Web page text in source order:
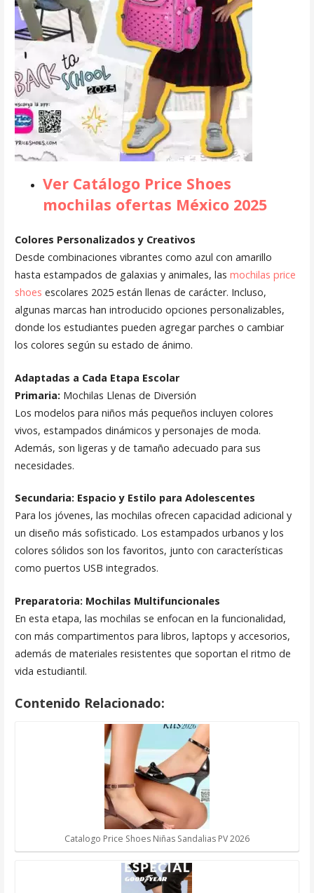
Ver Catálogo Price Shoes
mochilas ofertas México 2025
Colores Personalizados y Creativos
Desde combinaciones vibrantes como azul con amarillo
hasta estampados de galaxias y animales, las mochilas price
shoes escolares 2025 están llenas de carácter. Incluso,
algunas marcas han introducido opciones personalizables,
donde los estudiantes pueden agregar parches o cambiar
los colores según su estado de ánimo.
Adaptadas a Cada Etapa Escolar
Primaria: Mochilas Llenas de Diversión
Los modelos para niños más pequeños incluyen colores
vivos, estampados dinámicos y personajes de moda.
Además, son ligeras y de tamaño adecuado para sus
necesidades.
Secundaria: Espacio y Estilo para Adolescentes
Para los jóvenes, las mochilas ofrecen capacidad adicional y
un diseño más sofisticado. Los estampados urbanos y los
colores sólidos son los favoritos, junto con características
como puertos USB integrados.
Preparatoria: Mochilas Multifuncionales
En esta etapa, las mochilas se enfocan en la funcionalidad,
con más compartimentos para libros, laptops y accesorios,
además de materiales resistentes que soportan el ritmo de
vida estudiantil.
Contenido Relacionado:
Catalogo Price Shoes Niñas Sandalias PV 2026